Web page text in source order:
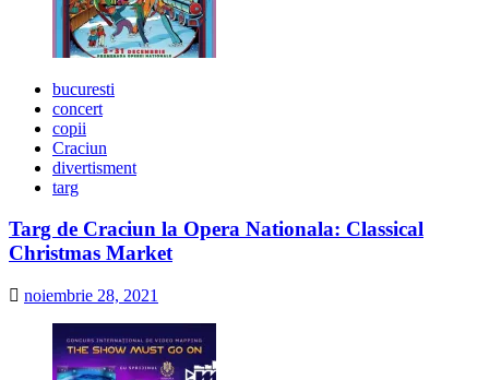
bucuresti
concert
copii
Craciun
divertisment
targ
Targ de Craciun la Opera Nationala: Classical
Christmas Market
noiembrie 28, 2021